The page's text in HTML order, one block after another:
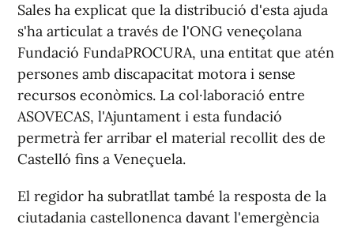
Sales ha explicat que la distribució d'esta ajuda
s'ha articulat a través de l'ONG veneçolana
Fundació FundaPROCURA, una entitat que atén
persones amb discapacitat motora i sense
recursos econòmics. La col·laboració entre
ASOVECAS, l'Ajuntament i esta fundació
permetrà fer arribar el material recollit des de
Castelló fins a Veneçuela.
El regidor ha subratllat també la resposta de la
ciutadania castellonenca davant l'emergència